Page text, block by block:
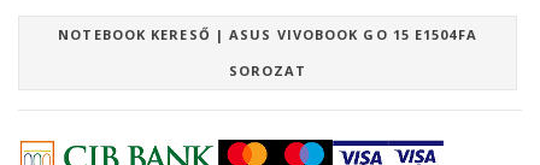
NOTEBOOK KERESŐ | ASUS VIVOBOOK GO 15 E1504FA
SOROZAT